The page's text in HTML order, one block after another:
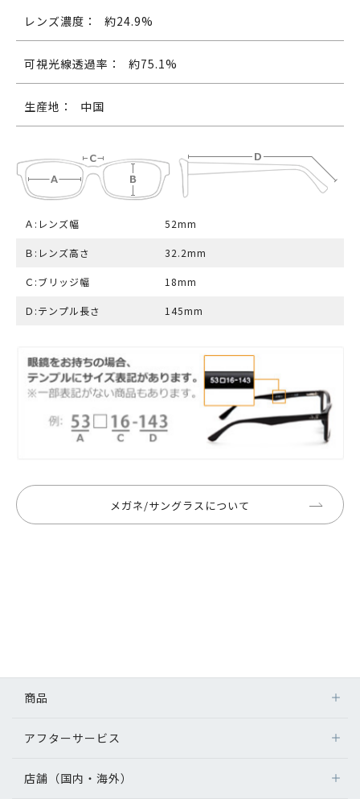
レンズ濃度： 約24.9%
可視光線透過率： 約75.1%
生産地： 中国
Ａ:レンズ幅 52mm
Ｂ:レンズ高さ 32.2mm
Ｃ:ブリッジ幅 18mm
Ｄ:テンプル長さ 145mm
メガネ/サングラスについて
商品
アフターサービス
店舗（国内・海外）